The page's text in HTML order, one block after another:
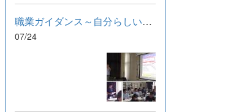
職業ガイダンス～自分らしい働き方を選ぶために～
07/24